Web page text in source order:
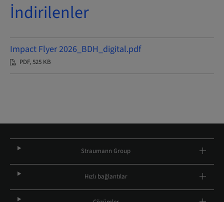
İndirilenler
Impact Flyer 2026_BDH_digital.pdf
PDF, 525 KB
Straumann Group
Hızlı bağlantılar